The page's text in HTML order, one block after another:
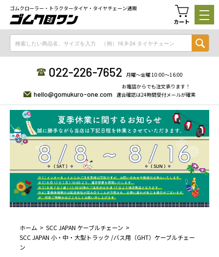
ゴムクローラー・トラクタータイヤ・タイヤチェーン通販
カート
022-226-7652 月曜〜金曜 10:00〜16:00
hello@gomukuro-one.com
お電話からでも注文承ります！
適合確認は24時間受付メールが確実
ホーム
SCC JAPAN ケーブルチェーン
SCC JAPAN 小・中・大型トラック /バス用（GHT）ケーブルチェー
ン